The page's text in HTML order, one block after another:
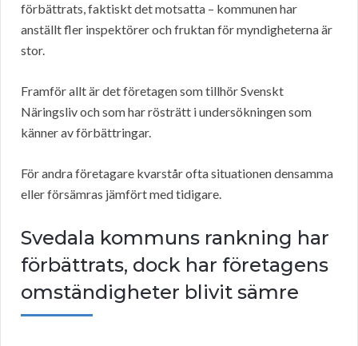
förbättrats, faktiskt det motsatta – kommunen har
anställt fler inspektörer och fruktan för myndigheterna är
stor.
Framför allt är det företagen som tillhör Svenskt
Näringsliv och som har rösträtt i undersökningen som
känner av förbättringar.
För andra företagare kvarstår ofta situationen densamma
eller försämras jämfört med tidigare.
Svedala kommuns rankning har
förbättrats, dock har företagens
omständigheter blivit sämre